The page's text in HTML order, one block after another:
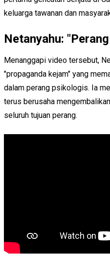
keluarga tawanan dan
Netanyahu:
Menanggapi video tersebut,
"propaganda kejam" yang
dalam perang psikologis. Ia
terus berusaha
seluruh tujuan perang.